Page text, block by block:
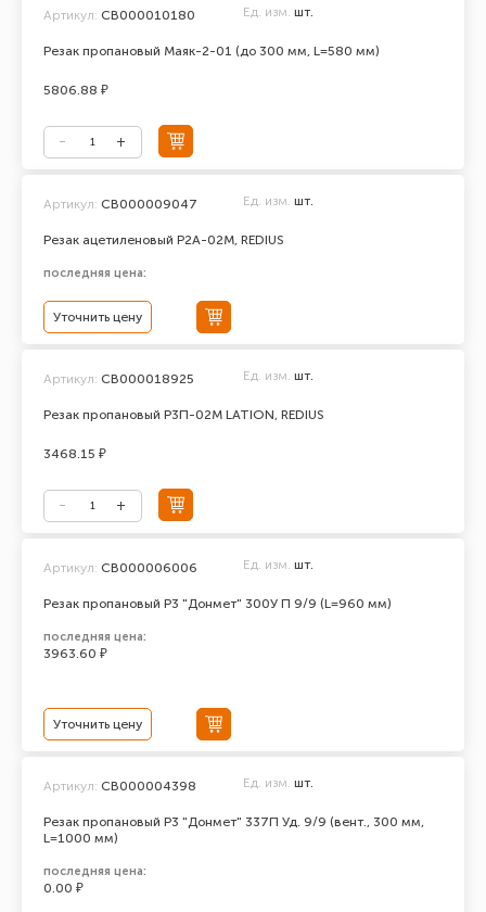
Резак пропановый Маяк-2-01 (до 300 мм, L=580 мм)
Артикул: СВ000010180 Ед. изм. шт.
5806.88 ₽
Резак ацетиленовый Р2А-02М, REDIUS
Артикул: СВ000009047 Ед. изм. шт.
последняя цена:
Уточнить цену
Резак пропановый Р3П-02М LATION, REDIUS
Артикул: СВ000018925 Ед. изм. шт.
3468.15 ₽
Резак пропановый Р3 "Донмет" 300У П 9/9 (L=960 мм)
Артикул: СВ000006006 Ед. изм. шт.
последняя цена:
3963.60 ₽
Уточнить цену
Резак пропановый Р3 "Донмет" 337П Уд. 9/9 (вент., 300 мм,
L=1000 мм)
Артикул: СВ000004398 Ед. изм. шт.
последняя цена:
0.00 ₽